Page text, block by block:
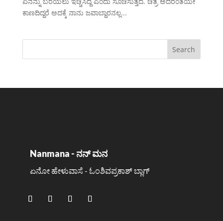
ಕಾಣದಿದ್ದರೆ ಅದಕ್ಕೆ ನಾನು ಜವಾಬ್ದಾರನಲ್ಲ...
Nanmana - ನನ್ ಮನ
ಏನೋ ಹೇಳುವಾಸೆ - ಓಂಶಿವಪ್ರಕಾಶ್ ಬ್ಲಾಗ್